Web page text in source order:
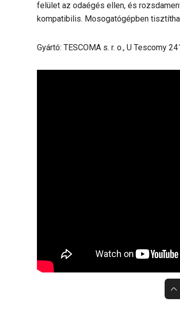
felület az odaégés ellen, és
kompatibilis. Mosogatógépben
Gyártó: TESCOMA s. r. o., U Tescomy